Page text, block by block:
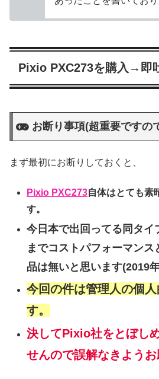
Pixio PXC273を購入→即
お断り事項(超重要ですの
まず最初にお断りしておくと、
Pixio PXC273自体はとても素
す。
今日本で出回ってる同タイ
までコストパフォーマン
品は無いと思います(2019
今回の件は管理人の個
す。
決してPixio社をとぼし
せんので誤解なきようお